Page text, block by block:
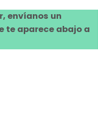
envíanos un
te aparece abajo a